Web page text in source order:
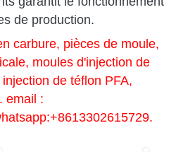
de production.
carbure, pièces de moule,
moules d'injection de
de téflon PFA,
email :